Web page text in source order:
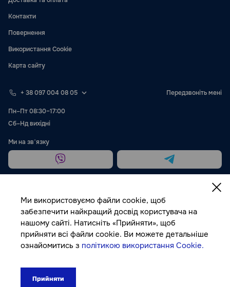
Контакти
Повернення
Використання Cookie
Карта сайту
+ 38 097 004 08 05 Передзвоніть мені
Пн–Пт 08:30–17:00
Сб–Нд вихідні
Ми на звʼязку
© Autocolor, 2026
Публічна оферта
Ми використовуємо файли cookie, щоб
забезпечити найкращий досвід користувача на
нашому сайті. Натисніть «Прийняти», щоб
прийняти всі файли cookie. Ви можете детальніше
ознайомитись з політикою використання Cookie.
Прийняти